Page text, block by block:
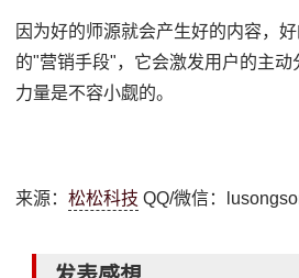
因为好的师源就会产生好的内容，
的"营销手段"，它会激发用户的主动
力量是不容小觑的。
来源：松松科技 QQ/微信：